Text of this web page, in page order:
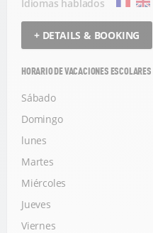
Idiomas hablados
+ DETAILS & BOOKING
HORARIO DE VACACIONES ESCOLARES
Sábado
Domingo
lunes
Martes
Miércoles
Jueves
Viernes